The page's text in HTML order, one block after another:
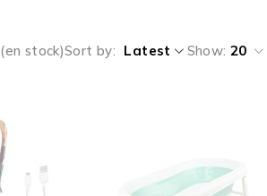
stock)Sort by Latest Show: 20